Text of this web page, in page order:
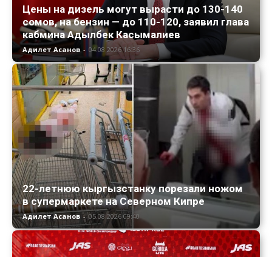
Цены на дизель могут вырасти до 130-140
сомов, на бензин — до 110-120, заявил глава
кабмина Адылбек Касымалиев
Адилет Асанов - 04.08.2026 16:36
22-летнюю кыргызстанку порезали ножом
в супермаркете на Северном Кипре
Адилет Асанов - 05.08.2026 09:40